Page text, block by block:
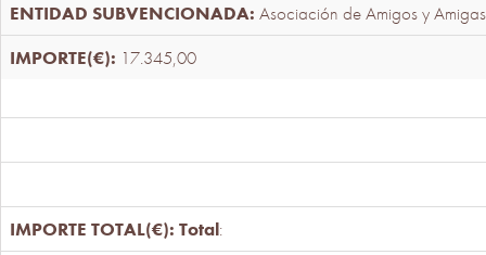
Asociación de Amigos y
17.345,00
Total: